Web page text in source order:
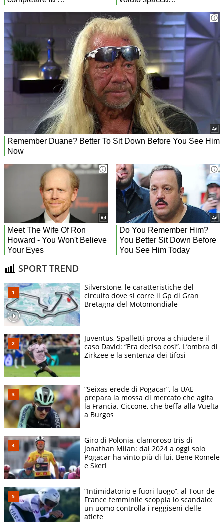
SPORT TREND
Silverstone, le caratteristiche del
circuito dove si corre il Gp di Gran
Bretagna del Motomondiale
Juventus, Spalletti prova a chiudere il
caso David: “Era deciso così”. L’ombra di
Zirkzee e la sentenza dei tifosi
“Seixas erede di Pogacar”, la UAE
prepara la mossa di mercato che agita
la Francia. Ciccone, che beffa alla Vuelta
a Burgos
Giro di Polonia, clamoroso tris di
Jonathan Milan: dal 2024 a oggi solo
Pogacar ha vinto più di lui. Bene Romele
e Skerl
“Intimidatorio e fuori luogo”, al Tour de
France femminile scoppia lo scandalo:
un uomo controlla i reggiseni delle
atlete